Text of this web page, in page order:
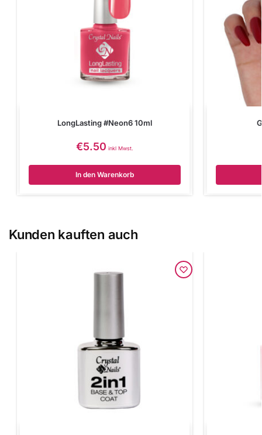
LongLasting #Neon6 10ml
€5.50 inkl Mwst.
In den Warenkorb
Kunden kauften auch